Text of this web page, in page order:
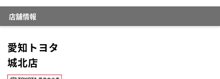
店舗情報
愛知トヨタ
城北店